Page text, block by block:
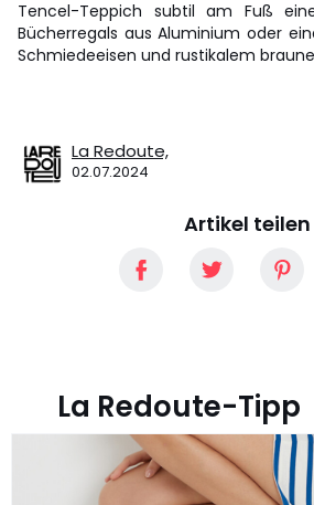
Tencel-Teppich subtil am Fuß
Bücherregals aus Aluminium oder
Schmiedeeisen und rustikalem
La Redoute,
02.07.2024
Artikel teilen
La Redoute-Tipp